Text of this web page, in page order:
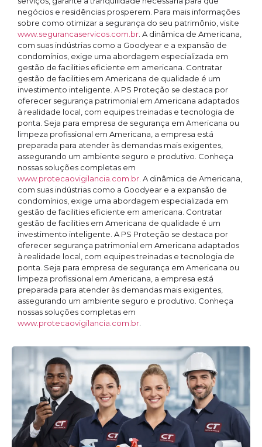
negócios e residências prosperem. Para mais informações
sobre como otimizar a segurança do seu patrimônio, visite
www.segurancaservicos.com.br . A dinâmica de Americana,
com suas indústrias como a Goodyear e a expansão de
condomínios, exige uma abordagem especializada em
gestão de facilities eficiente em americana. Contratar
gestão de facilities em Americana de qualidade é um
investimento inteligente. A PS Proteção se destaca por
oferecer segurança patrimonial em Americana adaptados
à realidade local, com equipes treinadas e tecnologia de
ponta. Seja para empresa de segurança em Americana ou
limpeza profissional em Americana, a empresa está
preparada para atender às demandas mais exigentes,
assegurando um ambiente seguro e produtivo. Conheça
nossas soluções completas em
www.protecaovigilancia.com.br . A dinâmica de Americana,
com suas indústrias como a Goodyear e a expansão de
condomínios, exige uma abordagem especializada em
gestão de facilities eficiente em americana. Contratar
gestão de facilities em Americana de qualidade é um
investimento inteligente. A PS Proteção se destaca por
oferecer segurança patrimonial em Americana adaptados
à realidade local, com equipes treinadas e tecnologia de
ponta. Seja para empresa de segurança em Americana ou
limpeza profissional em Americana, a empresa está
preparada para atender às demandas mais exigentes,
assegurando um ambiente seguro e produtivo. Conheça
nossas soluções completas em
www.protecaovigilancia.com.br